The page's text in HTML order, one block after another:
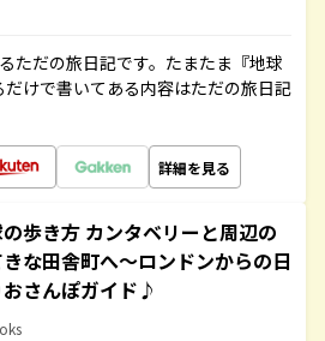
ただの旅日記です。たまたま『地球
けで書いてある内容はただの旅日記
詳細を見る
歩き方 カンタベリーと周辺の
な田舎町へ～ロンドンからの日
さんぽガイド♪